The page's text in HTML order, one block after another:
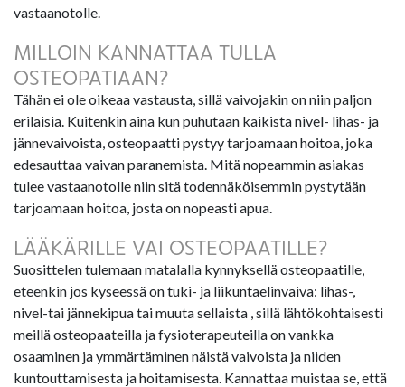
vastaanotolle.
MILLOIN KANNATTAA TULLA
OSTEOPATIAAN?
Tähän ei ole oikeaa vastausta, sillä vaivojakin on niin paljon
erilaisia. Kuitenkin aina kun puhutaan kaikista nivel- lihas- ja
jännevaivoista, osteopaatti pystyy tarjoamaan hoitoa, joka
edesauttaa vaivan paranemista. Mitä nopeammin asiakas
tulee vastaanotolle niin sitä todennäköisemmin pystytään
tarjoamaan hoitoa, josta on nopeasti apua.
LÄÄKÄRILLE VAI OSTEOPAATILLE?
Suosittelen tulemaan matalalla kynnyksellä osteopaatille,
eteenkin jos kyseessä on tuki- ja liikuntaelinvaiva: lihas-,
nivel-tai jännekipua tai muuta sellaista , sillä lähtökohtaisesti
meillä osteopaateilla ja fysioterapeuteilla on vankka
osaaminen ja ymmärtäminen näistä vaivoista ja niiden
kuntouttamisesta ja hoitamisesta. Kannattaa muistaa se, että